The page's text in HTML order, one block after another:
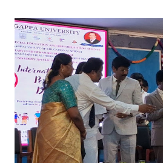
வைரலாகிகி யது. தமிழகத்தில் ஒவ்வொரு
பழக்க வழக்கங்கள் ஜாதிய சமூக ரீதியாக
ஆராத்தி எடுக்கும் முறையும் சற்று
திருமணம் ஒன்றில் கொழுந்தியாள்கள்
மாப்பிள்ளைக்கு ஆராத்தி
கேலியாக நகைச்சுவை உணர்வு பொங்க
அவர்கள் பாடிய பாடல் இணையதளத்தில்
மச்சான்” என...